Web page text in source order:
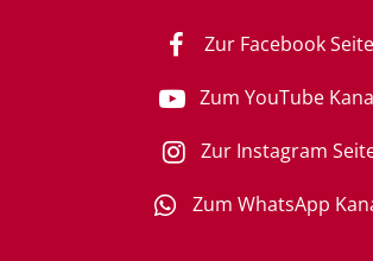
Zur Facebook Seite
Zum YouTube
Zur Instagram
Zum WhatsApp